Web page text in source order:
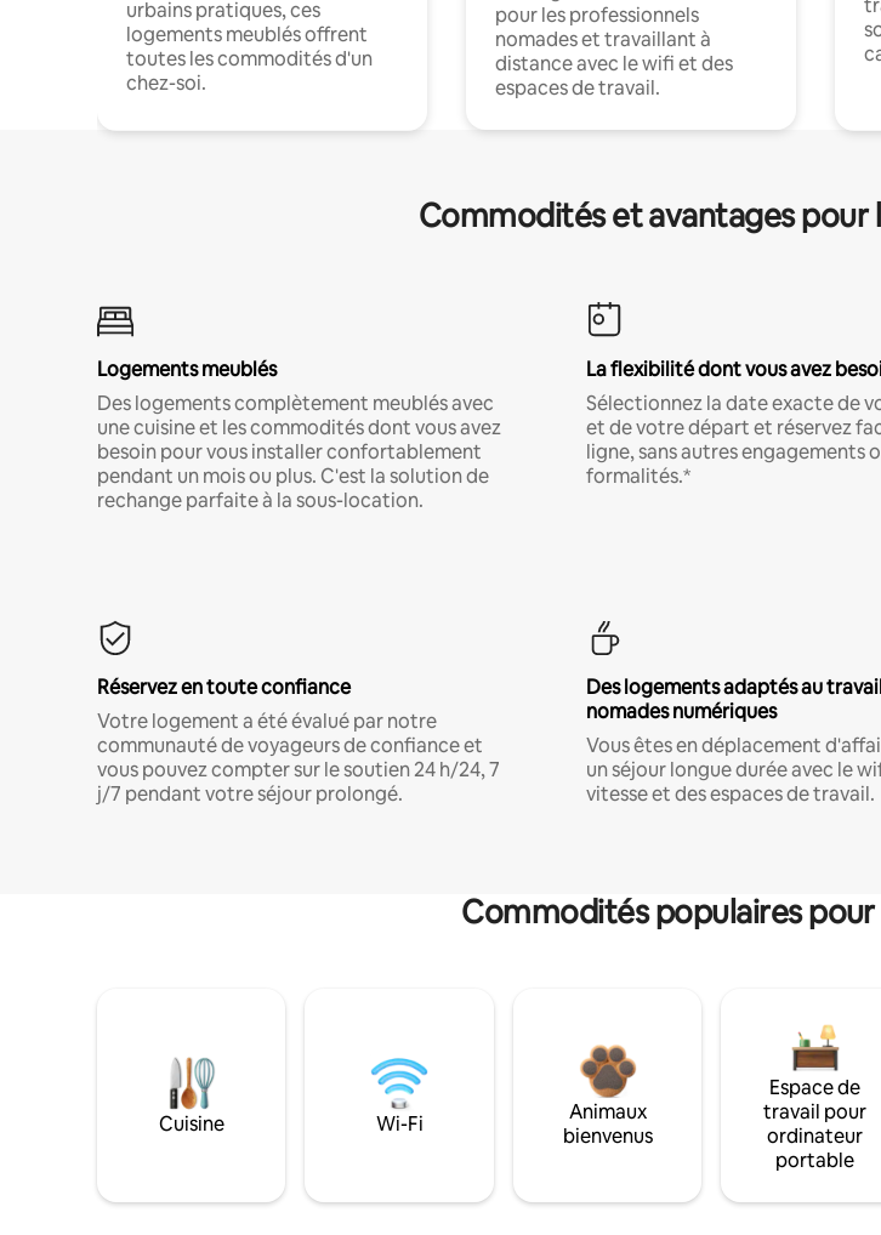
urbains pratiques, ces
logements meublés offrent
toutes les commodités d'un
chez-soi.
pour les professionnels
nomades et travaillant à
distance avec le wifi et des
espaces de travail.
Commodités et avantages pour
Logements meublés
Des logements complètement meublés avec
une cuisine et les commodités dont vous avez
besoin pour vous installer confortablement
pendant un mois ou plus. C'est la solution de
rechange parfaite à la sous-location.
La flexibilité dont vous avez
Sélectionnez la date exacte de
et de votre départ et réservez
ligne, sans autres engagements
formalités.*
Réservez en toute confiance
Votre logement a été évalué par notre
communauté de voyageurs de confiance et
vous pouvez compter sur le soutien 24 h/24, 7
j/7 pendant votre séjour prolongé.
Des logements adaptés au
nomades numériques
Vous êtes en déplacement
un séjour longue durée avec le
vitesse et des espaces de travail.
Commodités populaires
Cuisine Wi-Fi
Animaux
bienvenus
Espace de
travail pour
ordinateur
portable